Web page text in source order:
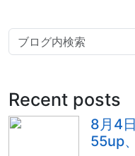
Recent posts
8月4
55up